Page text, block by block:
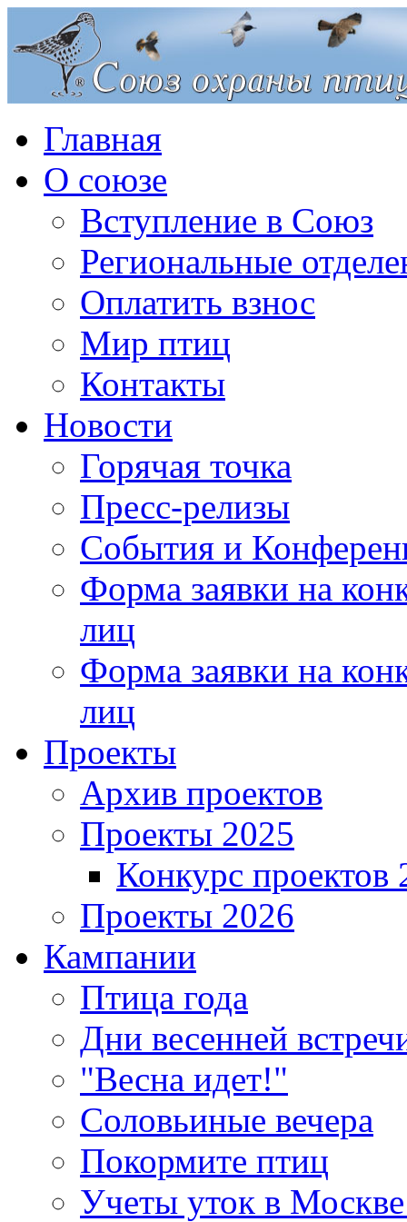
Главная
О союзе
Вступление в Союз
Региональные
Оплатить взнос
Мир птиц
Контакты
Новости
Горячая точка
Пресс-релизы
События и
Форма заявки на
лиц
Форма заявки на
лиц
Проекты
Архив проектов
Проекты 2025
Конкурс проектов
Проекты 2026
Кампании
Птица года
Дни весенней
"Весна идет!"
Соловьиные вечера
Покормите птиц
Учеты уток в